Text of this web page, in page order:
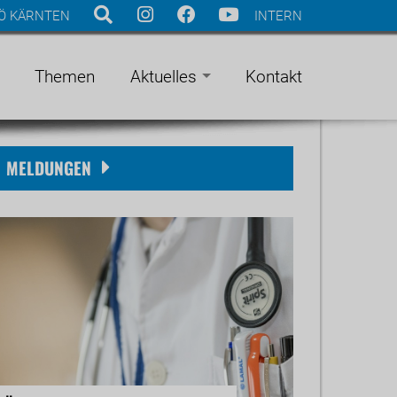
INTERN
KÄRNTEN
Themen Aktuelles Kontakt
MELDUNGEN